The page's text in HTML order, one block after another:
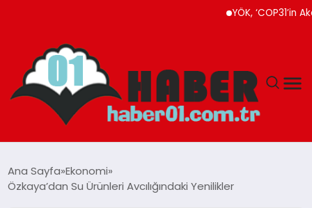
YÖK, ‘COP31’in
ADANA
Ana Sayfa Ekonomi
Özkaya’dan Su Ürünleri Avcılığındaki Yenilikler